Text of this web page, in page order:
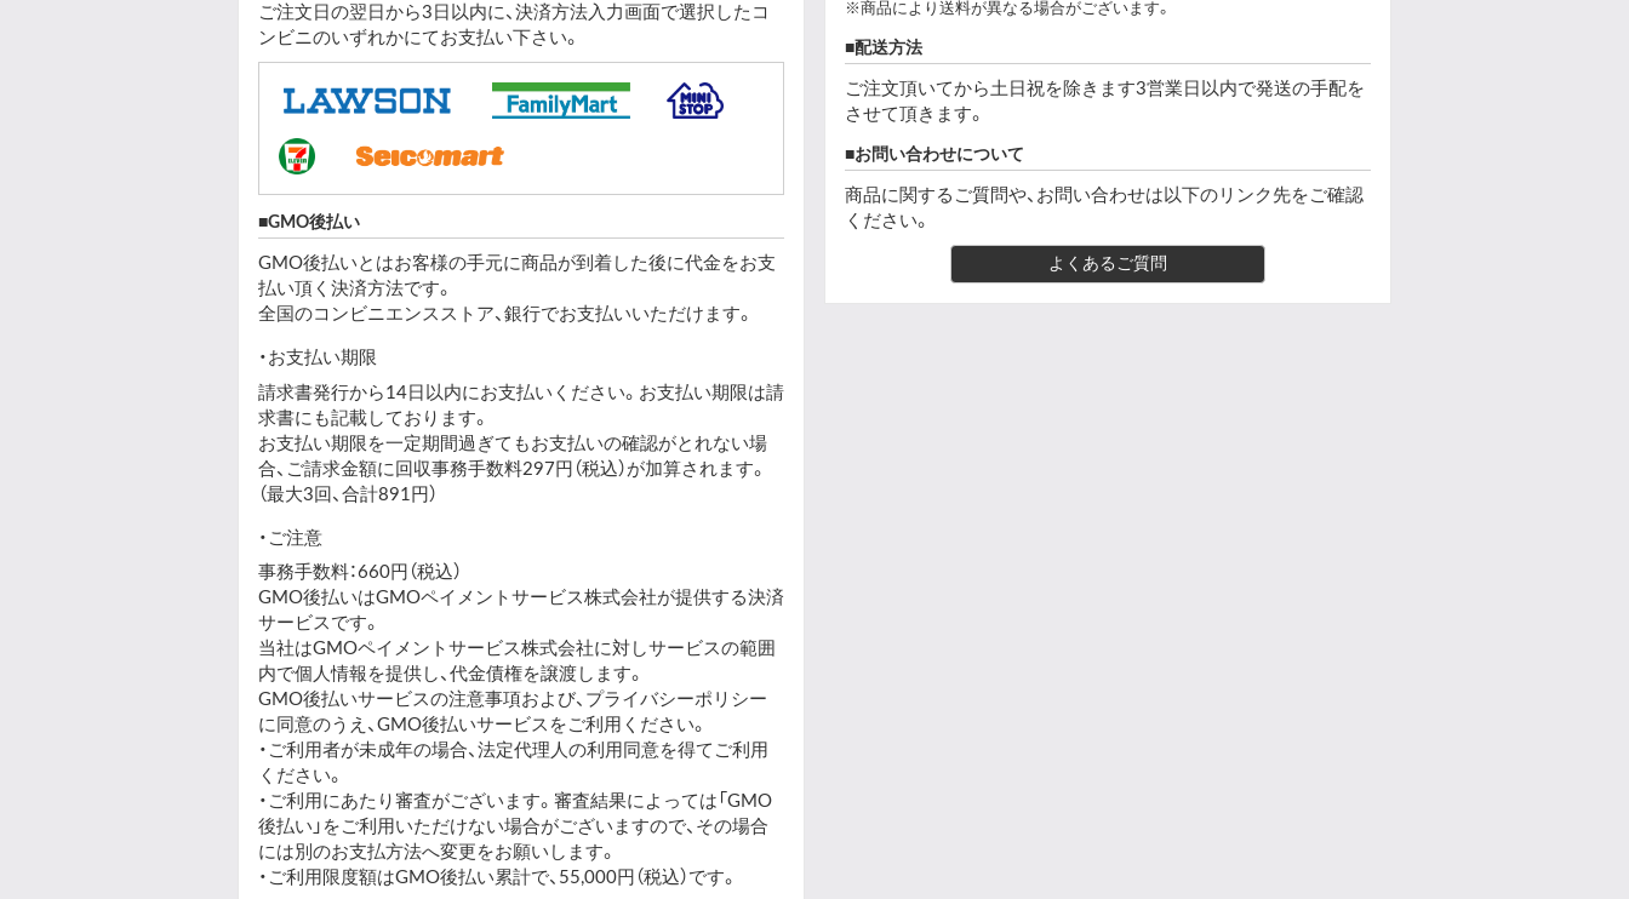
ご注文日の翌日から3日以内に、決済方法入力画面で選択したコ
ンビニのいずれかにてお支払い下さい。
GMO後払い
GMO後払いとはお客様の手元に商品が到着した後に代金をお支
払い頂く決済方法です。
全国のコンビニエンスストア、銀行でお支払いいただけます。
お支払い期限
請求書発行から14日以内にお支払いください。お支払い期限は請
求書にも記載しております。
お支払い期限を一定期間過ぎてもお支払いの確認がとれない場
合、ご請求金額に回収事務手数料297円（税込）が加算されます。
（最大3回、合計891円）
ご注意
事務手数料：660円（税込）
GMO後払いはGMOペイメントサービス株式会社が提供する決済
サービスです。
当社はGMOペイメントサービス株式会社に対しサービスの範囲
内で個人情報を提供し、代金債権を譲渡します。
GMO後払いサービスの注意事項 および、 プライバシーポリシー
に同意のうえ、GMO後払いサービスをご利用ください。
・ご利用者が未成年の場合、法定代理人の利用同意を得てご利用
ください。
・ご利用にあたり審査がございます。審査結果によっては「GMO
後払い」をご利用いただけない場合がございますので、その場合
には別のお支払方法へ変更をお願いします。
・ご利用限度額はGMO後払い累計で、55,000円（税込）です。
※商品により送料が異なる場合がございます。
配送方法
ご注文頂いてから土日祝を除きます3営業日以内で発送の手配を
させて頂きます。
お問い合わせについて
商品に関するご質問や、お問い合わせは以下のリンク先をご確認
ください。
よくあるご質問